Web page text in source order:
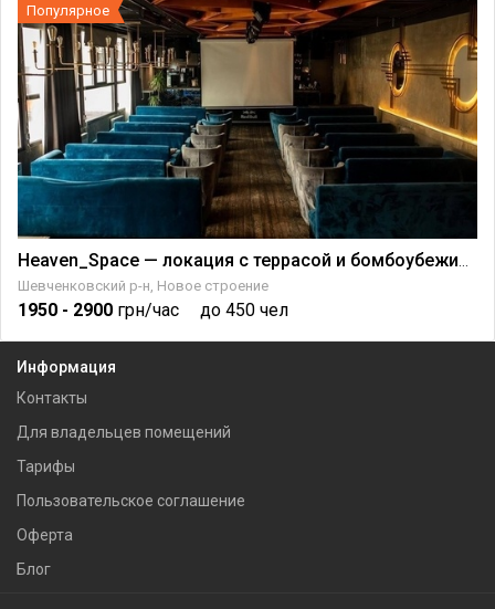
Популярное
Шевченковский р-н, Новое строение
1950 - 2900 грн/час до 450 чел
Информация
Контакты
Для владельцев помещений
Тарифы
Пользовательское соглашение
Оферта
Блог